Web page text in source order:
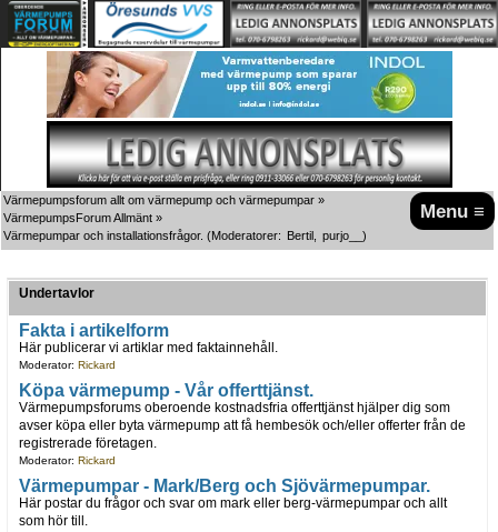
Menu ≡
Värmepumpsforum allt om värmepump och värmepumpar »
VärmepumpsForum Allmänt »
Värmepumpar och installationsfrågor. (Moderatorer: Bertil purjo__ )
Undertavlor
Fakta i artikelform
Här publicerar vi artiklar med faktainnehåll.
Moderator: Rickard
Köpa värmepump - Vår offerttjänst.
Värmepumpsforums oberoende kostnadsfria offerttjänst hjälper dig som
avser köpa eller byta värmepump att få hembesök och/eller offerter från de
registrerade företagen.
Moderator: Rickard
Värmepumpar - Mark/Berg och Sjövärmepumpar.
Här postar du frågor och svar om mark eller berg-värmepumpar och allt
som hör till.